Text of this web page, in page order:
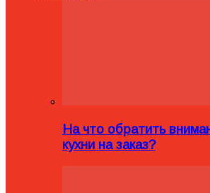
На что обратить
кухни на заказ?